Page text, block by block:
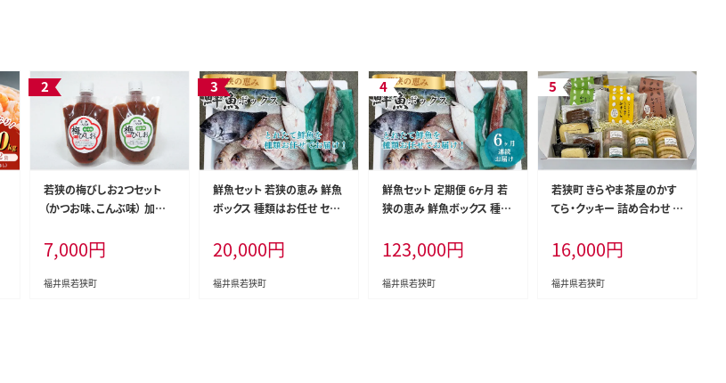
若狭の梅びしお2つセット
（かつお味、こんぶ味） 加工
7,000円
福井県若狭町
鮮魚セット 若狭の恵み 鮮魚
ボックス 種類はお任せ セッ
魚介 魚介類 海鮮 海鮮セット
旬の魚 新鮮 福井 福井県 若
狭町
20,000円
福井県若狭町
鮮魚セット 定期便 6ヶ月 若
狭の恵み 鮮魚ボックス 種類
め合わせ 魚介 魚介類 海鮮
海鮮セット 6回 半年 お楽し
み 福井 福井県 若狭町
123,000円
福井県若狭町
若狭町 きらやま茶屋のかす
てら・クッキー 詰め合わせ お
16,000円
福井県若狭町